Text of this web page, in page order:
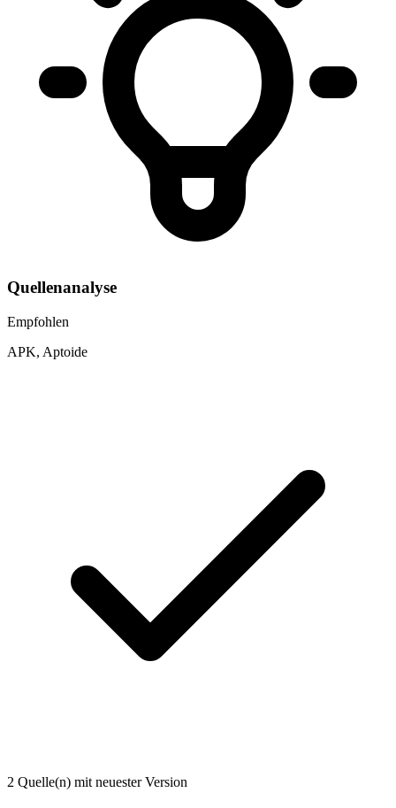
Quellenanalyse
Empfohlen
APK, Aptoide
2 Quelle(n) mit neuester Version